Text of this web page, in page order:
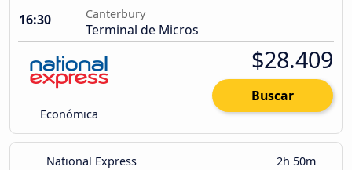
16:30
Canterbury
Terminal de Micros
Económica
$28.409
Buscar
National Express 2h 50m